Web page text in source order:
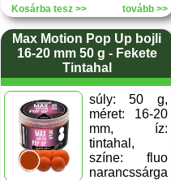
Kosárba tesz >> tovább >>
Max Motion Pop Up bojli
16-20 mm 50 g - Fekete
Tintahal
súly: 50 g,
méret: 16-20
mm, íz:
tintahal,
színe: fluo
narancssárga